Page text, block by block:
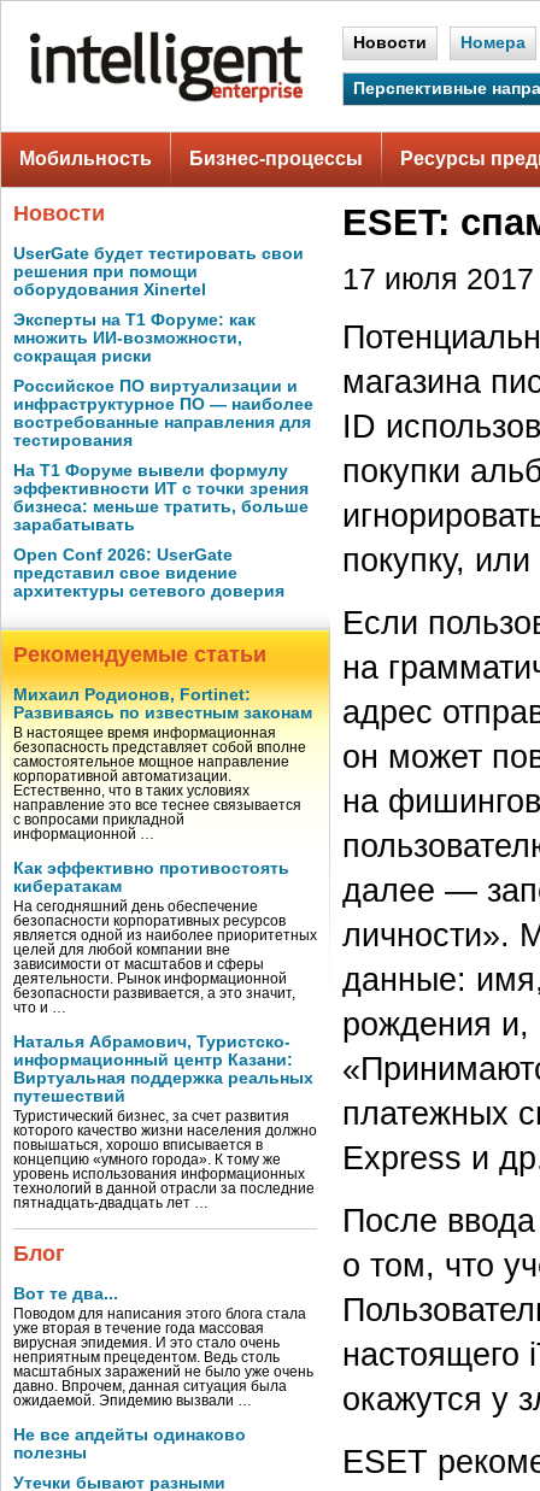
Новости Номера
Перспективные
Мобильность Бизнес-процессы Ресурсы
Новости
UserGate будет тестировать свои
решения при помощи
оборудования Xinertel
Эксперты на Т1 Форуме: как
множить ИИ-возможности,
сокращая риски
Российское ПО виртуализации и
инфраструктурное ПО — наиболее
востребованные направления для
тестирования
На Т1 Форуме вывели формулу
эффективности ИТ с точки зрения
бизнеса: меньше тратить, больше
зарабатывать
Open Conf 2026: UserGate
представил свое видение
архитектуры сетевого доверия
Рекомендуемые статьи
Михаил Родионов, Fortinet:
Развиваясь по известным законам
В настоящее время информационная
безопасность представляет собой вполне
самостоятельное мощное направление
корпоративной автоматизации.
Естественно, что в таких условиях
направление это все теснее связывается
с вопросами прикладной
информационной …
Как эффективно противостоять
кибератакам
На сегодняшний день обеспечение
безопасности корпоративных ресурсов
является одной из наиболее приоритетных
целей для любой компании вне
зависимости от масштабов и сферы
деятельности. Рынок информационной
безопасности развивается, а это значит,
что и …
Наталья Абрамович, Туристско-
информационный центр Казани:
Виртуальная поддержка реальных
путешествий
Туристический бизнес, за счет развития
которого качество жизни населения должно
повышаться, хорошо вписывается в
концепцию «умного города». К тому же
уровень использования информационных
технологий в данной отрасли за последние
пятнадцать-двадцать лет …
Блог
Вот те два...
Поводом для написания этого блога стала
уже вторая в течение года массовая
вирусная эпидемия. И это стало очень
неприятным прецедентом. Ведь столь
масштабных заражений не было уже очень
давно. Впрочем, данная ситуация была
ожидаемой. Эпидемию вызвали …
Не все апдейты одинаково
полезны
Утечки бывают разными
ESET:
17 июля 2017
магазина
ID
покупки
покупку,
Если
на
адрес
он может
на
далее —
личности».
данные:
рождения и,
платежных
Express и
После
о том, что
настоящего
окажутся у
ESET